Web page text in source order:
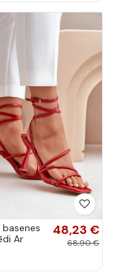
Ar
48,23 €
68,90 €